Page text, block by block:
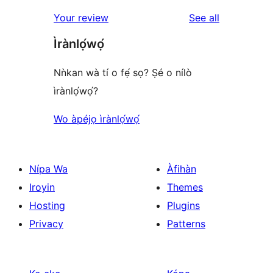
reviews
star
reviews
Your review See all
Ìrànlọ́wọ́
Nǹkan wà tí o fẹ́ sọ? Ṣé o nílò
ìrànlọ́wọ́?
Wo àpéjọ ìrànlọ́wọ́
Nípa Wa
Iroyin
Hosting
Privacy
Àfihàn
Themes
Plugins
Patterns